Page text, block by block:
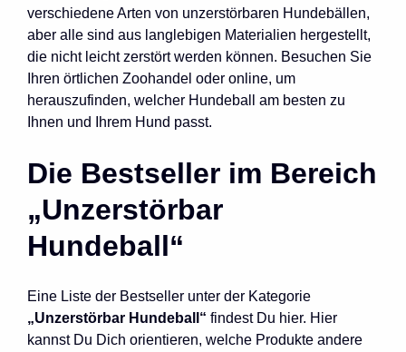
verschiedene Arten von unzerstörbaren Hundebällen,
aber alle sind aus langlebigen Materialien hergestellt,
die nicht leicht zerstört werden können. Besuchen Sie
Ihren örtlichen Zoohandel oder online, um
herauszufinden, welcher Hundeball am besten zu
Ihnen und Ihrem Hund passt.
Die Bestseller im Bereich
„Unzerstörbar
Hundeball“
Eine Liste der Bestseller unter der Kategorie
„Unzerstörbar Hundeball“ findest Du hier. Hier
kannst Du Dich orientieren, welche Produkte andere